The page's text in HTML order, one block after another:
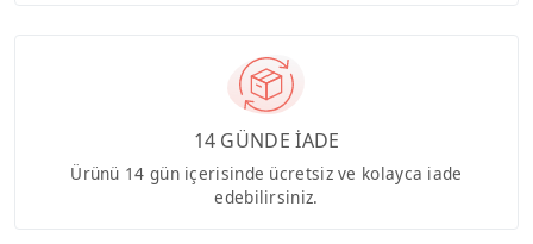
14 GÜNDE İADE
Ürünü 14 gün içerisinde ücretsiz ve kolayca iade
edebilirsiniz.